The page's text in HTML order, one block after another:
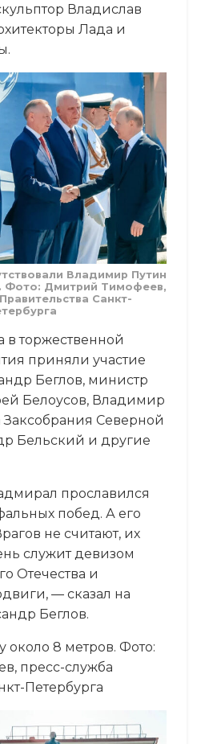
Владислав
Лада и
Владимир Путин
Фото: Дмитрий Тимофеев,
Санкт-
в торжественной
приняли участие
Беглов, министр
Белоусов, Владимир
Северной
Бельский и другие
прославился
побед. А его
не считают, их
служит девизом
Отечества и
— сказал на
Беглов.
около 8 метров. Фото:
пресс-служба
Петербурга